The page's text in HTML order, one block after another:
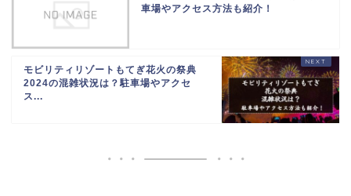
車場やアクセス方法も紹介！
モビリティリゾートもてぎ花火の祭典
2024の混雑状況は？駐車場やアクセ
ス...